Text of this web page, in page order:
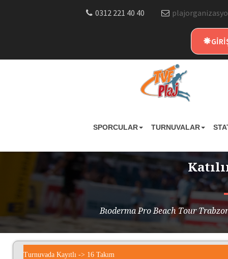
0312 221 40 40
SPORCULAR TURNUVALAR
Bıoderma Pro Beach Tour
Turnuvada Kayıtlı -> 16 Takım